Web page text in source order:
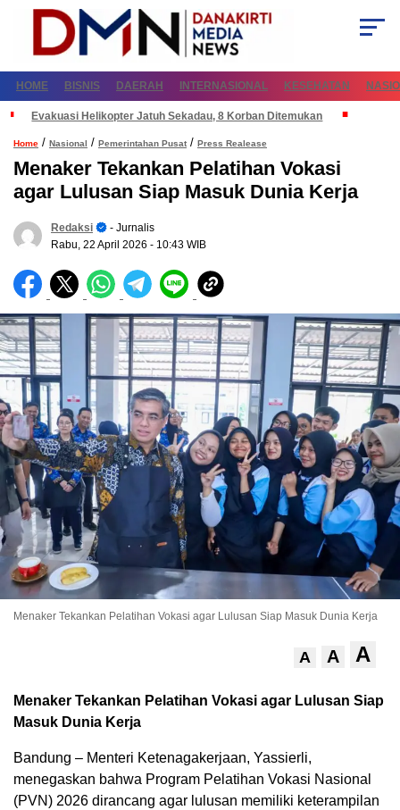
HOME BISNIS DAERAH INTERNASIONAL KESEHATAN
Evakuasi Helikopter Jatuh Sekadau, 8 Korban Ditemukan
Home / Nasional / Pemerintahan Pusat/ Press Realease
Menaker Tekankan Pelatihan Vokasi
agar Lulusan Siap Masuk Dunia Kerja
Redaksi
- Jurnalis
Rabu, 22 April 2026 - 10:43 WIB
Menaker Tekankan Pelatihan Vokasi agar Lulusan Siap Masuk Dunia Kerja
A A A
Menaker Tekankan Pelatihan Vokasi agar Lulusan Siap
Masuk Dunia Kerja
Bandung – Menteri Ketenagakerjaan, Yassierli,
menegaskan bahwa Program Pelatihan Vokasi Nasional
(PVN) 2026 dirancang agar lulusan memiliki keterampilan